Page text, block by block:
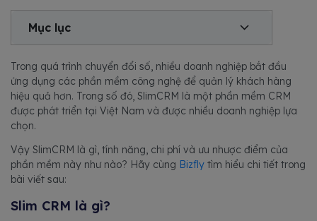
Mục lục
Trong quá trình chuyển đổi số, nhiều doanh nghiệp bắt đầu
ứng dụng các phần mềm công nghệ để quản lý khách hàng
hiệu quả hơn. Trong số đó, SlimCRM là một phần mềm CRM
được phát triển tại Việt Nam và được nhiều doanh nghiệp lựa
chọn.
Vậy SlimCRM là gì, tính năng, chi phí và ưu nhược điểm của
phần mềm này như nào? Hãy cùng Bizfly tìm hiểu chi tiết trong
bài viết sau:
Slim CRM là gì?